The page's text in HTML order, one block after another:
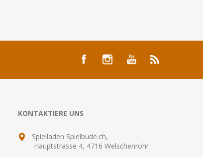
KONTAKTIERE UNS
Spielladen Spielbude.ch,
Hauptstrasse 4, 4716 Welschenrohr